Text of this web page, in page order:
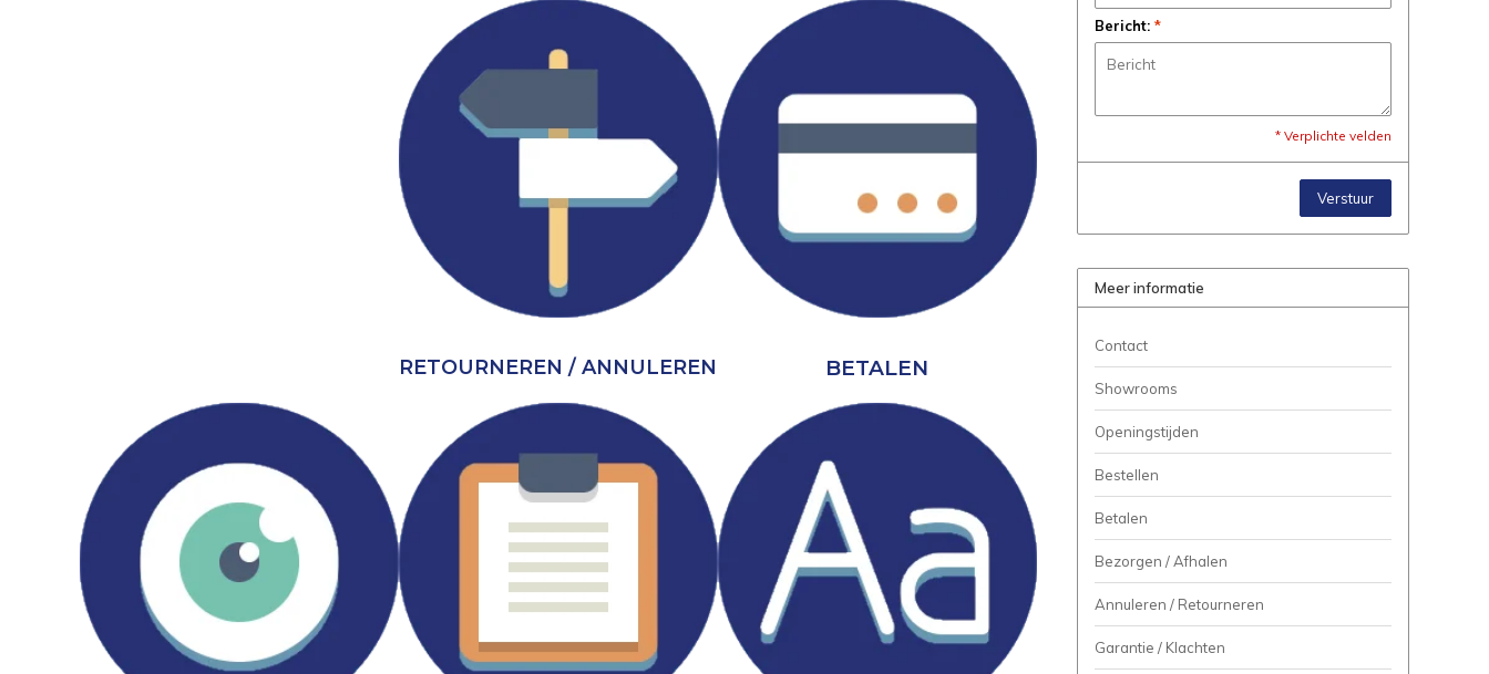
RETOURNEREN / ANNULEREN BETALEN
Bericht: *
* Verplichte velden
Verstuur
Meer informatie
Contact
Showrooms
Openingstijden
Bestellen
Betalen
Bezorgen / Afhalen
Annuleren / Retourneren
Garantie / Klachten